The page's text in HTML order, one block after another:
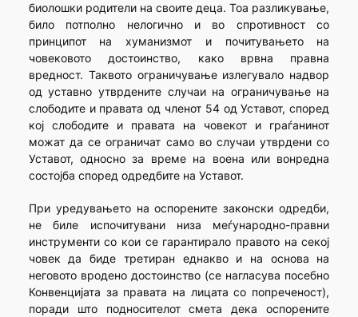
биолошки родители на своите деца. Тоа разликување,
било потполно нелогично и во спротивност со
принципот на хуманизмот и почитувањето на
човековото достоинство, како врвна правна
вредност. Таквото ограничување излегувало надвор
од уставно утврдените случаи на ограничување на
слободите и правата од членот 54 од Уставот, според
кој слободите и правата на човекот и граѓанинот
можат да се ограничат само во случаи утврдени со
Уставот, односно за време на воена или вонредна
состојба според одредбите на Уставот.
При уредувањето на оспорените законски одредби,
не биле испочитувани низа меѓународно-правни
инструменти со кои се гарантирало правото на секој
човек да биде третиран еднакво и на основа на
неговото вродено достоинство (се нагласува посебно
Конвенцијата за правата на лицата со попреченост),
поради што подносителот смета дека оспорените